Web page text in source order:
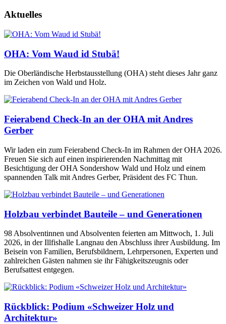
Aktuelles
OHA: Vom Waud id Stubä!
Die Oberländische Herbstausstellung (OHA) steht dieses Jahr ganz
im Zeichen von Wald und Holz.
Feierabend Check-In an der OHA mit Andres
Gerber
Wir laden ein zum Feierabend Check-In im Rahmen der OHA 2026.
Freuen Sie sich auf einen inspirierenden Nachmittag mit
Besichtigung der OHA Sondershow Wald und Holz und einem
spannenden Talk mit Andres Gerber, Präsident des FC Thun.
Holzbau verbindet Bauteile – und Generationen
98 Absolventinnen und Absolventen feierten am Mittwoch, 1. Juli
2026, in der Illfishalle Langnau den Abschluss ihrer Ausbildung. Im
Beisein von Familien, Berufsbildnern, Lehrpersonen, Experten und
zahlreichen Gästen nahmen sie ihr Fähigkeitszeugnis oder
Berufsattest entgegen.
Rückblick: Podium «Schweizer Holz und
Architektur»